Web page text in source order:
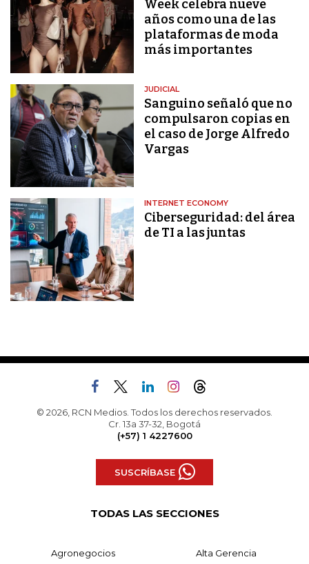
Week celebra nueve
años como una de las
plataformas de moda
más importantes
JUDICIAL
Sanguino señaló que no
compulsaron copias en
el caso de Jorge Alfredo
Vargas
INTERNET ECONOMY
Ciberseguridad: del área
de TI a las juntas
© 2026, RCN Medios. Todos los derechos reservados.
Cr. 13a 37-32, Bogotá
(+57) 1 4227600
SUSCRÍBASE
TODAS LAS SECCIONES
Agronegocios Alta Gerencia